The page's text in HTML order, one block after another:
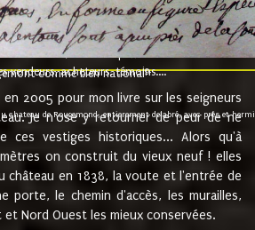
comme le dit seigneur Baron et ses
des terriers, etc... au prix de 880 livre louis
vendeurs, acheteurs, témoins....
comme bien national9.
chateau de Rougemond, entierement delabré, avec près et
2005 pour mon livre sur les seigneurs
Je n'ose y retourner de peur de ne
ces vestiges historiques... Alors qu'à
on construit du vieux neuf ! elles
château en 1838, la voute et l'entrée de
porte, le chemin d'accès, les murailles,
Nord Ouest les mieux conservées.